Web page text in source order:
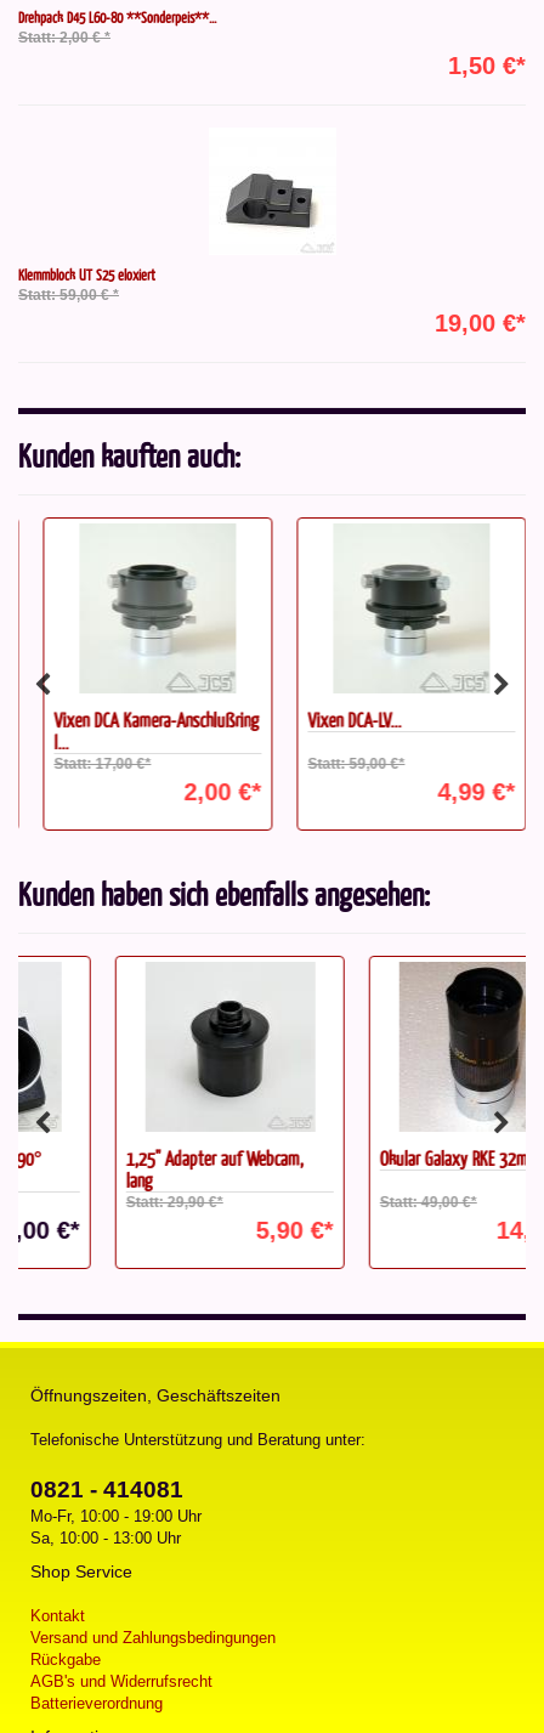
Drehpack D45 L60-80 **Sonderpeis**...
Statt: 2,00 € *
1,50 €*
Klemmblock UT S25 eloxiert
Statt: 59,00 € *
19,00 €*
Kunden kauften auch:
Vixen DCA Kamera-Anschlußring
I...
Statt: 17,00 €*
2,00 €*
Vixen DCA-LV...
Statt: 59,00 €*
4,99 €*
Kunden haben sich ebenfalls angesehen:
1,25" Adapter auf Webcam,
Statt: 29,90 €*
Okular Galaxy RKE 32mm 2"...
Statt: 49,00 €*
14,00 €*
Öffnungszeiten, Geschäftszeiten
Telefonische Unterstützung und Beratung unter:
0821 - 414081
Mo-Fr, 10:00 - 19:00 Uhr
Sa, 10:00 - 13:00 Uhr
Shop Service
Kontakt
Versand und Zahlungsbedingungen
Rückgabe
AGB's und Widerrufsrecht
Batterieverordnung